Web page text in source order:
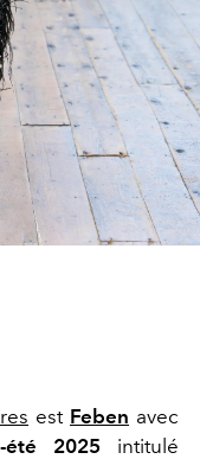
est Feben avec
2025 intitulé